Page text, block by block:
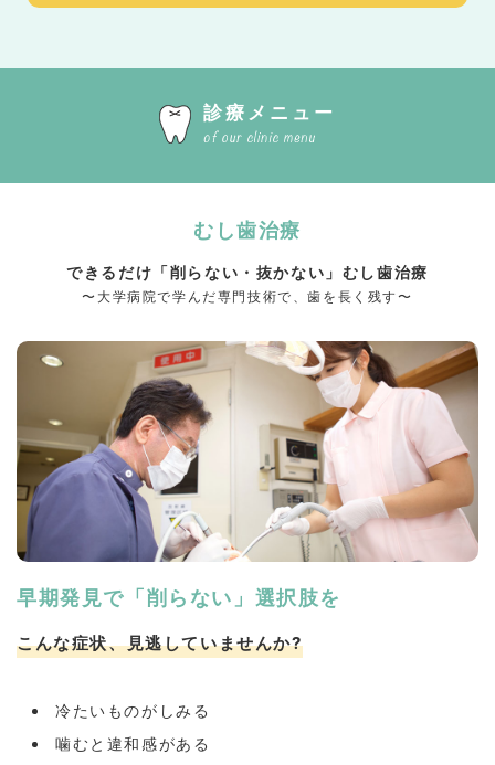
診療メニュー
むし歯治療
できるだけ「削らない・抜かない」むし歯治療
〜大学病院で学んだ専門技術で、歯を長く残す〜
早期発見で「削らない」選択肢を
こんな症状、見逃していませんか?
冷たいものがしみる
噛むと違和感がある